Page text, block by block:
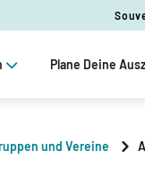
Plane Deine
und Vereine